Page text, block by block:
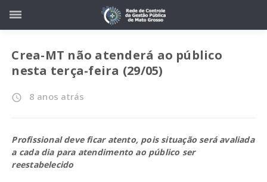
Crea-MT não atenderá ao público
nesta terça-feira (29/05)
access_time 8 anos atrás
Profissional deve ficar atento, pois situação será avaliada
a cada dia para atendimento ao público ser
reestabelecido